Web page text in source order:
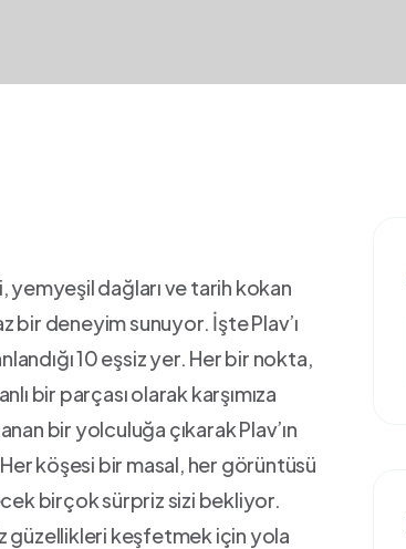
yemyeşil dağları ⁤ve tarih kokan
deneyim sunuyor. İşte Plav’ı
10 eşsiz yer. Her bir‌ nokta,
bir parçası olarak karşımıza
bir yolculuğa çıkarak Plav’ın
köşesi bir masal, her görüntüsü
birçok sürpriz sizi bekliyor.
güzellikleri keşfetmek için yola